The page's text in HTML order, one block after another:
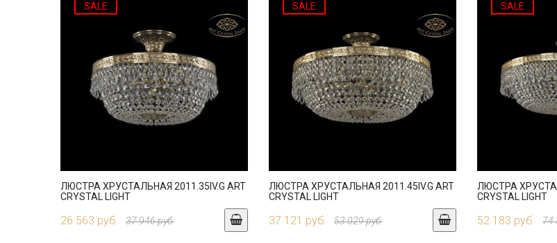
SALE
ЛЮСТРА ХРУСТАЛЬНАЯ 2011.35IV.G ART
CRYSTAL LIGHT
26 563 руб. 37 946 руб.
SALE
ЛЮСТРА ХРУСТАЛЬНАЯ 2011.45IV.G ART
CRYSTAL LIGHT
37 121 руб. 53 029 руб.
SALE
ЛЮСТРА
CRYSTAL LIGHT
52 183 руб. 74